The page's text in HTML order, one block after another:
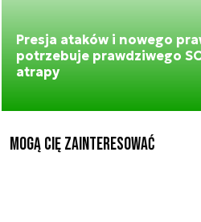
Presja ataków i nowego
potrzebuje prawdziwego
atrapy
Mogą Cię zainteresować